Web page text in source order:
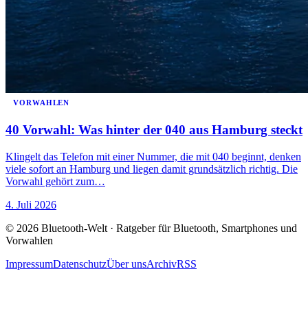
VORWAHLEN
40 Vorwahl: Was hinter der 040 aus Hamburg steckt
Klingelt das Telefon mit einer Nummer, die mit 040 beginnt, denken
viele sofort an Hamburg und liegen damit grundsätzlich richtig. Die
Vorwahl gehört zum…
4. Juli 2026
© 2026 Bluetooth-Welt · Ratgeber für Bluetooth, Smartphones und
Vorwahlen
ImpressumDatenschutzÜber unsArchivRSS